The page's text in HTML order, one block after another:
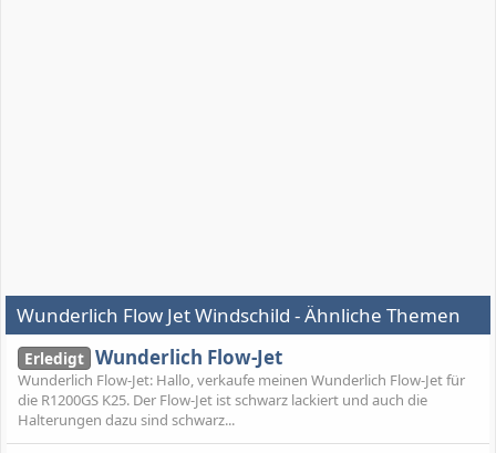
Wunderlich Flow Jet Windschild - Ähnliche Themen
Erledigt Wunderlich Flow-Jet
Wunderlich Flow-Jet: Hallo, verkaufe meinen Wunderlich Flow-Jet für
die R1200GS K25. Der Flow-Jet ist schwarz lackiert und auch die
Halterungen dazu sind schwarz...